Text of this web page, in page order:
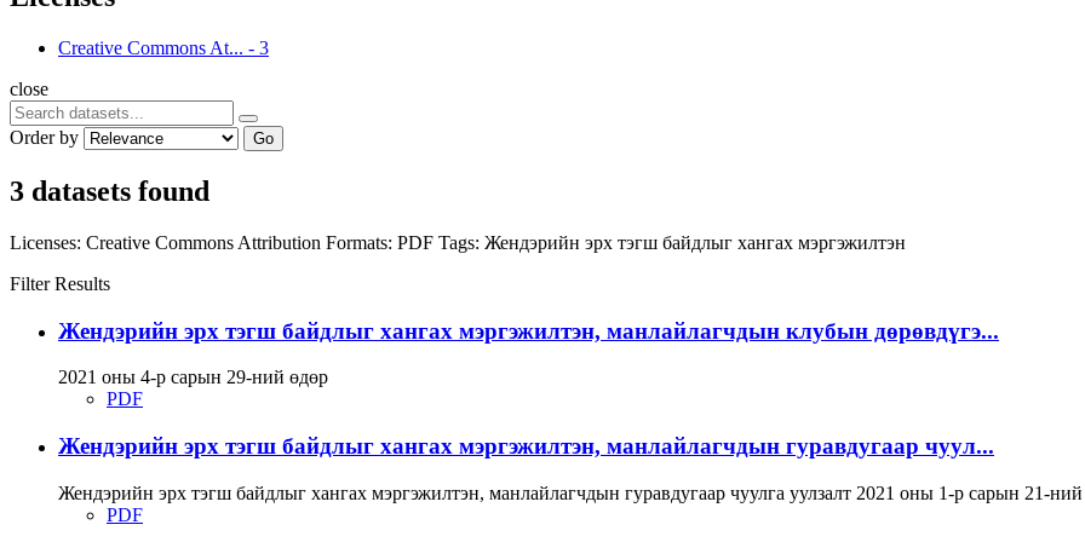
Creative Commons At... - 3
close
Order by Go
3 datasets found
Licenses: Creative Commons Attribution Formats: PDF Tags: Жендэрийн эрх тэгш байдлыг хангах мэргэжилтэн
Filter Results
Жендэрийн эрх тэгш байдлыг хангах мэргэжилтэн, манлайлагчдын клубын дөрөвдүгэ...
2021 оны 4-р сарын 29-ний өдөр
PDF
Жендэрийн эрх тэгш байдлыг хангах мэргэжилтэн, манлайлагчдын гуравдугаар чуул...
Жендэрийн эрх тэгш байдлыг хангах мэргэжилтэн, манлайлагчдын гуравдугаар чуулга уулзалт 2021 оны 1-р сарын 21-
PDF